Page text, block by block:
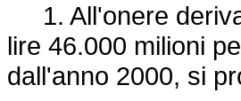
1. All'onere
lire 46.000 milioni
dall'anno 2000, si